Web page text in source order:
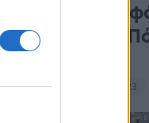
Άνοιξε η
Market Pass –
15:13 - 15 Σεπτεμβρίου 2023